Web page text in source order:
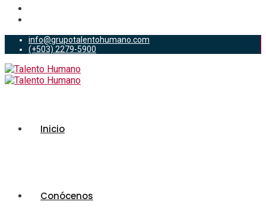
info@grupotalentohumano.com
(+503) 2279-5900
Inicio
Conócenos